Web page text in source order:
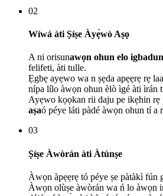
02
Wíwá àti Ṣíṣe Àyẹ̀wò Aṣọ
A ni orisunawọn ohun elo igbadun
felifeti, àti tulle.
Ẹgbẹ ayẹwo wa n ṣẹda apẹẹrẹ rẹ
nípa lílo àwọn ohun èlò ìgé àti ìrán
Ayẹwo kọọkan rii daju pe ikẹhin rẹ
aṣaó péye láti pàdé àwọn ohun tí a
03
Ṣíṣe Àwòrán àti Àtúnṣe
Àwọn àpẹẹrẹ tó péye ṣe pàtàkì fún
Àwọn olùṣe àwòrán wa ń lo àwọn